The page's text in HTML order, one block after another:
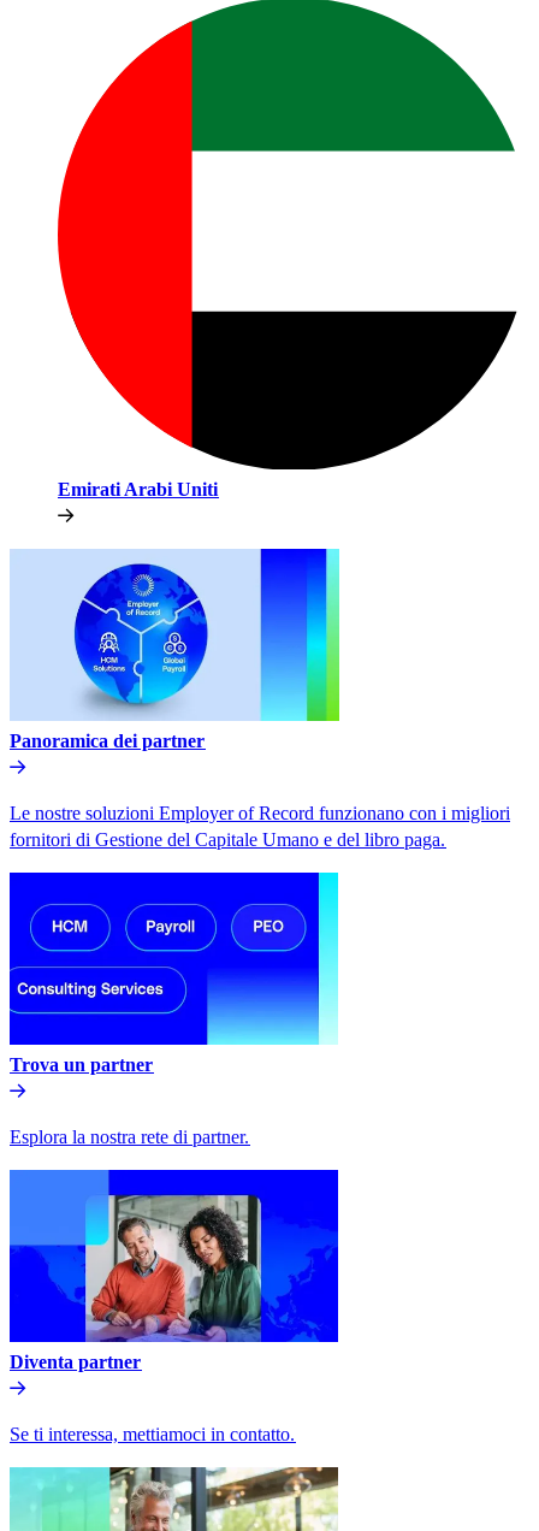
Emirati Arabi Uniti​​
Panoramica dei partner​​
Le nostre soluzioni Employer of Record funzionano con i migliori
fornitori di Gestione del Capitale Umano e del libro paga.​​
Trova un partner​​
Esplora la nostra rete di partner.​​
Diventa partner​​
Se ti interessa, mettiamoci in contatto.​​